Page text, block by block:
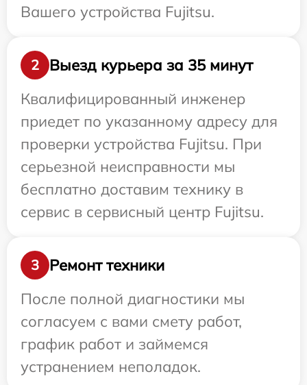
Вашего устройства Fujitsu.
2
Выезд курьера за 35 минут
Квалифицированный инженер
приедет по указанному адресу для
проверки устройства Fujitsu. При
серьезной неисправности мы
бесплатно доставим технику в
сервис в сервисный центр Fujitsu.
3
Ремонт техники
После полной диагностики мы
согласуем с вами смету работ,
график работ и займемся
устранением неполадок.